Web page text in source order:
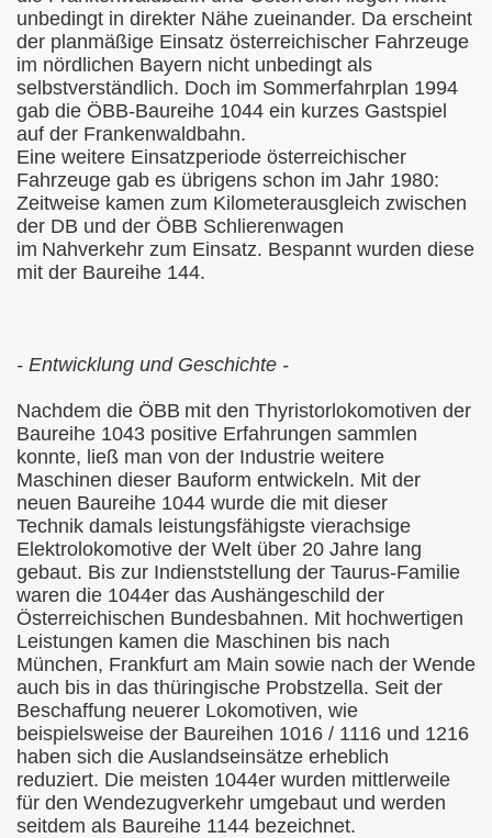
unbedingt in direkter Nähe zueinander. Da erscheint
der planmäßige Einsatz österreichischer Fahrzeuge
im nördlichen Bayern nicht unbedingt als
selbstverständlich. Doch im Sommerfahrplan 1994
gab die ÖBB-Baureihe 1044 ein kurzes Gastspiel
auf der Frankenwaldbahn.
Eine weitere Einsatzperiode österreichischer
Fahrzeuge gab es übrigens schon im Jahr 1980:
Zeitweise kamen zum Kilometerausgleich zwischen
der DB und der ÖBB Schlierenwagen
im Nahverkehr zum Einsatz. Bespannt wurden diese
mit der Baureihe 144.
- Entwicklung und Geschichte -
Nachdem die ÖBB mit den Thyristorlokomotiven der
Baureihe 1043 positive Erfahrungen sammlen
konnte, ließ man von der Industrie weitere
Maschinen dieser Bauform entwickeln. Mit der
neuen Baureihe 1044 wurde die mit dieser
Technik damals leistungsfähigste vierachsige
Elektrolokomotive der Welt über 20 Jahre lang
gebaut. Bis zur Indienststellung der Taurus-Familie
waren die 1044er das Aushängeschild der
Österreichischen Bundesbahnen. Mit hochwertigen
Leistungen kamen die Maschinen bis nach
München, Frankfurt am Main sowie nach der Wende
auch bis in das thüringische Probstzella. Seit der
Beschaffung neuerer Lokomotiven, wie
beispielsweise der Baureihen 1016 / 1116 und 1216
haben sich die Auslandseinsätze erheblich
reduziert. Die meisten 1044er wurden mittlerweile
für den Wendezugverkehr umgebaut und werden
seitdem als Baureihe 1144 bezeichnet.